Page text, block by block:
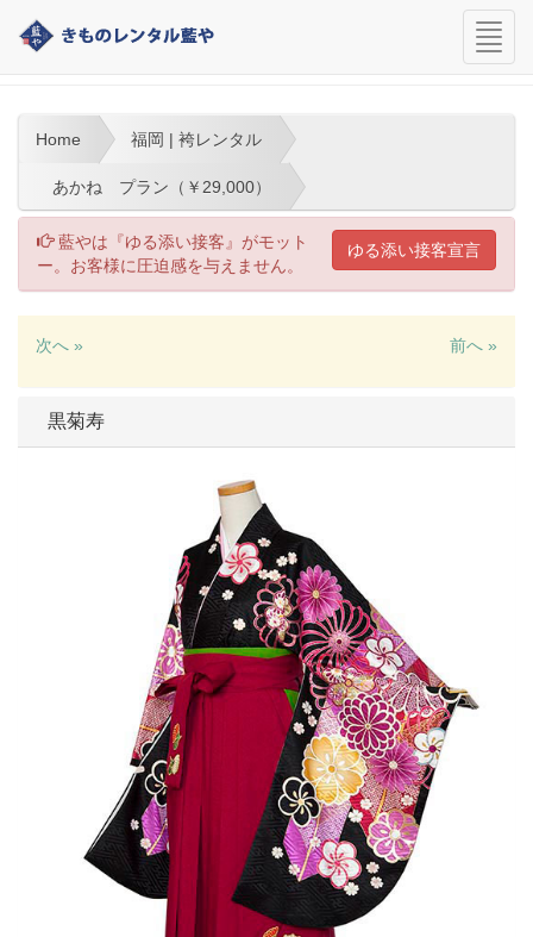
navi
福岡 | 袴レンタル
Home 福岡 | 袴レンタル
あかね プラン（￥29,000）
ゆる添い接客宣言
藍やは『ゆる添い接客』がモット
ー。お客様に圧迫感を与えません。
次へ » 前へ »
黒菊寿